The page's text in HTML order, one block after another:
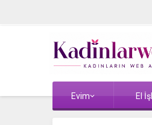
Evim El